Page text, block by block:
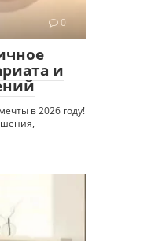
0
и
в 2026 году!